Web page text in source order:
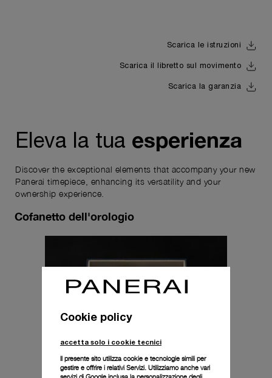
Scarica le istruzioni
Scarica il libretto sul movimento
Scarica la garanzia
Eleva la tua esperienza
Discover the exceptional elements that accompany your new
Panerai timepiece, enhancing its versatility and your
ownership experience.
Cofanetto dell'orologio
Cookie policy
accetta solo i cookie tecnici
Il presente sito utilizza cookie e tecnologie simili per
gestire e offrire i relativi Servizi. Utilizziamo anche vari